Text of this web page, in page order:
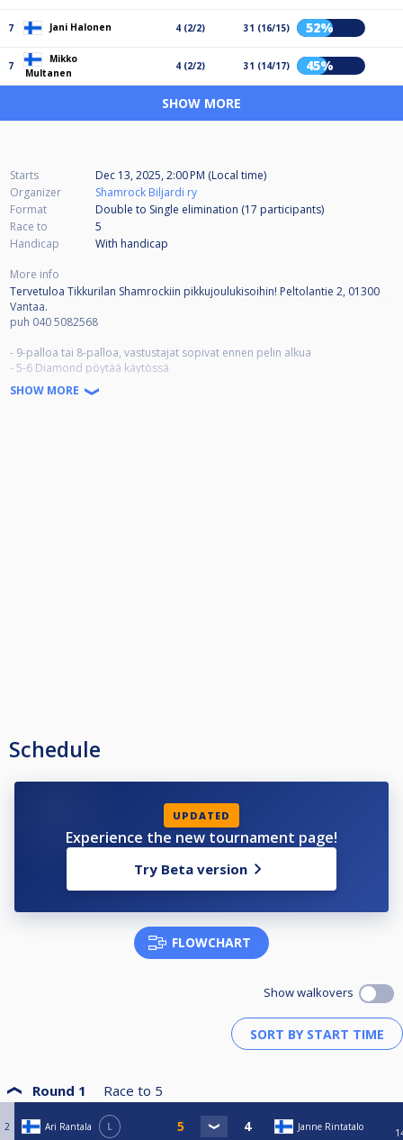
7 Jani Halonen 4 (2/2) 31 (16/15) 52%
7
Mikko
Multanen
4 (2/2) 31 (14/17) 45%
SHOW MORE
Starts
Dec 13, 2025, 2:00 PM (Local time)
Organizer
Shamrock Biljardi ry
Format
Double to Single elimination (17 participants)
Race to
5
Handicap
With handicap
More info
Tervetuloa Tikkurilan Shamrockiin pikkujoulukisoihin! Peltolantie 2, 01300
Vantaa.
puh 040 5082568
- 9-palloa tai 8-palloa, vastustajat sopivat ennen pelin alkua
- 5-6 Diamond pöytää käytössä
- voittomäärä 4 (8-pallossa) ja 5 (9-pallossa)
- tasoitukset -1-2 voittomäärästä riippuen
SHOW MORE
Schedule
UPDATED
Experience the new tournament page!
Try Beta version
FLOWCHART
Show walkovers
Round 1 Race to 5
2 Ari Rantala L Janne Rintatalo